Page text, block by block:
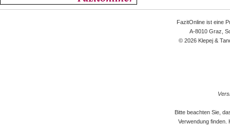
FazitOnline ist eine
A-8010 Graz,
© 2026 Klepej &
Bitte beachten Sie,
Verwendung finden.